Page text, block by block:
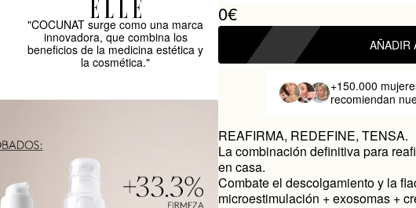
"COCUNAT surge como una marca
innovadora, que combina los
beneficios de la medicina estética y
la cosmética."
0€
AÑADIR
+150.000
recomiendan
REAFIRMA, REDEFINE, TENSA.
La combinación definitiva para
en casa.
Combate el descolgamiento y la
microestimulación + exosomas +